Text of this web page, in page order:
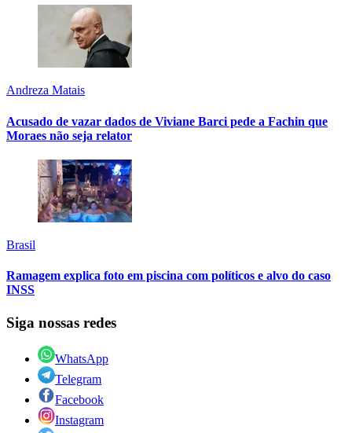
Andreza Matais
Acusado de vazar dados de Viviane Barci pede a Fachin que
Moraes não seja relator
Brasil
Ramagem explica foto em piscina com políticos e alvo do caso
INSS
Siga nossas redes
WhatsApp
Telegram
Facebook
Instagram